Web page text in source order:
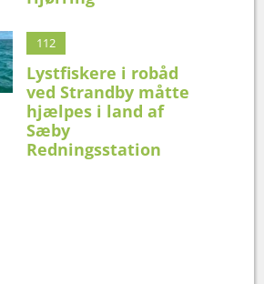
112
Lystfiskere i robåd
ved Strandby måtte
hjælpes i land af
Sæby
Redningsstation